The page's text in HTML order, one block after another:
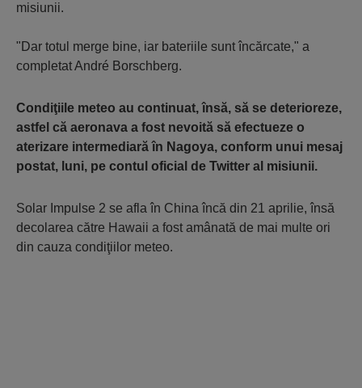
misiunii.
"Dar totul merge bine, iar bateriile sunt încărcate," a
completat André Borschberg.
Condiţiile meteo au continuat, însă, să se deterioreze,
astfel că aeronava a fost nevoită să efectueze o
aterizare intermediară în Nagoya, conform unui mesaj
postat, luni, pe contul oficial de Twitter al misiunii.
Solar Impulse 2 se afla în China încă din 21 aprilie, însă
decolarea către Hawaii a fost amânată de mai multe ori
din cauza condiţiilor meteo.